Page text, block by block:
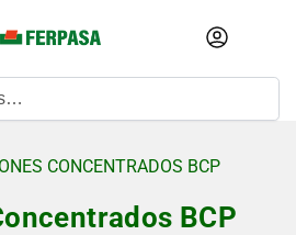
CONCENTRADOS BCP
BCP